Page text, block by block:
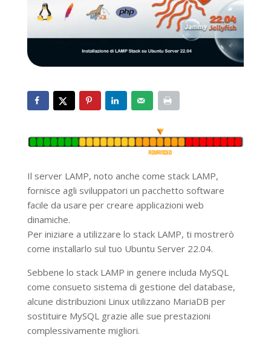
Il server LAMP, noto anche come stack LAMP,
fornisce agli sviluppatori un pacchetto software
facile da usare per creare applicazioni web
dinamiche.
Per iniziare a utilizzare lo stack LAMP, ti mostrerò
come installarlo sul tuo Ubuntu Server 22.04.
Sebbene lo stack LAMP in genere includa MySQL
come consueto sistema di gestione del database,
alcune distribuzioni Linux utilizzano MariaDB per
sostituire MySQL grazie alle sue prestazioni
complessivamente migliori.